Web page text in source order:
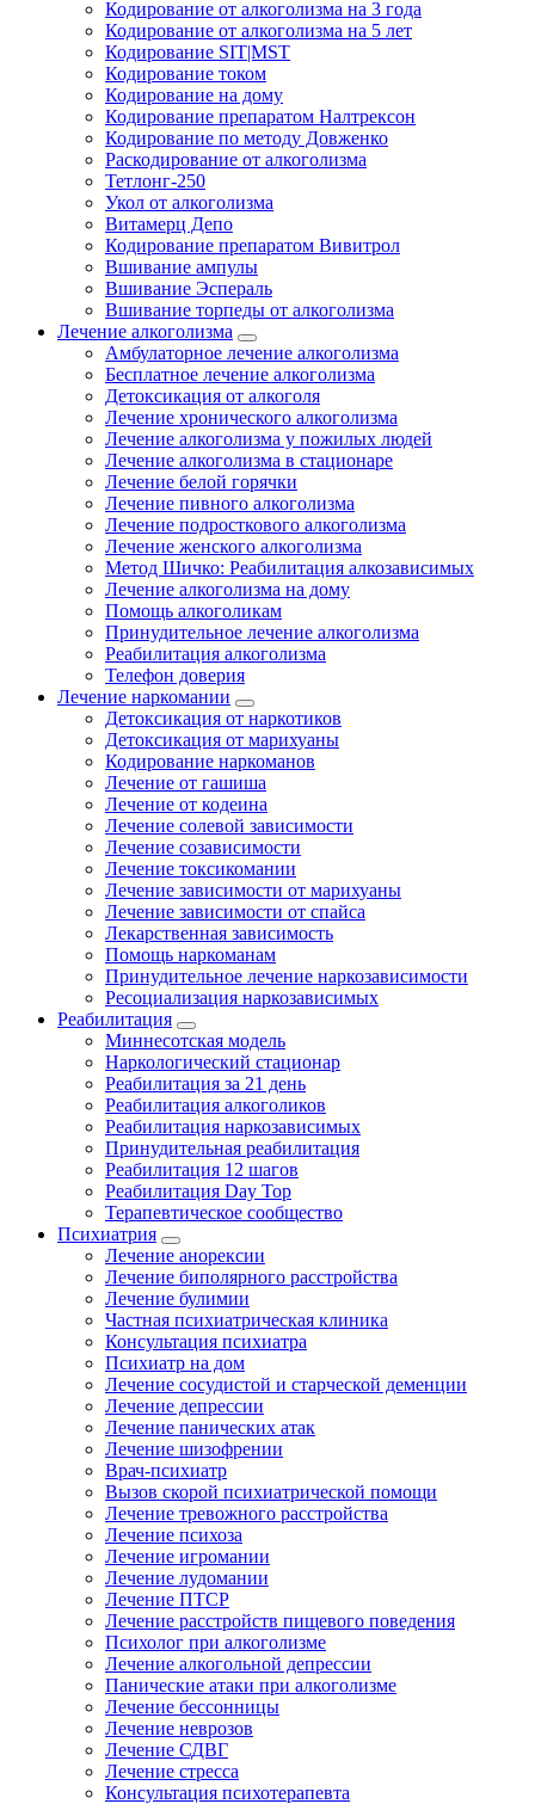
Кодирование от алкоголизма на 3 года
Кодирование от алкоголизма на 5 лет
Кодирование SIT|MST
Кодирование током
Кодирование на дому
Кодирование препаратом Налтрексон
Кодирование по методу Довженко
Раскодирование от алкоголизма
Тетлонг-250
Укол от алкоголизма
Витамерц Депо
Кодирование препаратом Вивитрол
Вшивание ампулы
Вшивание Эспераль
Вшивание торпеды от алкоголизма
Лечение алкоголизма
Амбулаторное лечение алкоголизма
Бесплатное лечение алкоголизма
Детоксикация от алкоголя
Лечение хронического алкоголизма
Лечение алкоголизма у пожилых людей
Лечение алкоголизма в стационаре
Лечение белой горячки
Лечение пивного алкоголизма
Лечение подросткового алкоголизма
Лечение женского алкоголизма
Метод Шичко: Реабилитация алкозависимых
Лечение алкоголизма на дому
Помощь алкоголикам
Принудительное лечение алкоголизма
Реабилитация алкоголизма
Телефон доверия
Лечение наркомании
Детоксикация от наркотиков
Детоксикация от марихуаны
Кодирование наркоманов
Лечение от гашиша
Лечение от кодеина
Лечение солевой зависимости
Лечение созависимости
Лечение токсикомании
Лечение зависимости от марихуаны
Лечение зависимости от спайса
Лекарственная зависимость
Помощь наркоманам
Принудительное лечение наркозависимости
Ресоциализация наркозависимых
Реабилитация
Миннесотская модель
Наркологический стационар
Реабилитация за 21 день
Реабилитация алкоголиков
Реабилитация наркозависимых
Принудительная реабилитация
Реабилитация 12 шагов
Реабилитация Day Top
Терапевтическое сообщество
Психиатрия
Лечение анорексии
Лечение биполярного расстройства
Лечение булимии
Частная психиатрическая клиника
Консультация психиатра
Психиатр на дом
Лечение сосудистой и старческой деменции
Лечение депрессии
Лечение панических атак
Лечение шизофрении
Врач-психиатр
Вызов скорой психиатрической помощи
Лечение тревожного расстройства
Лечение психоза
Лечение игромании
Лечение лудомании
Лечение ПТСР
Лечение расстройств пищевого поведения
Психолог при алкоголизме
Лечение алкогольной депрессии
Панические атаки при алкоголизме
Лечение бессонницы
Лечение неврозов
Лечение СДВГ
Лечение стресса
Консультация психотерапевта